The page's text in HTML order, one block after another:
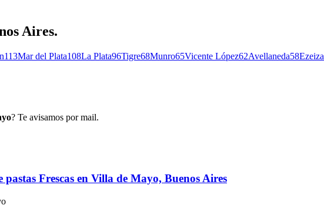
Aires.
113Mar del Plata108La Plata96Tigre68Munro65Vicente López62Avellaneda58Ezeiza
? Te avisamos por mail.
Frescas en Villa de Mayo, Buenos Aires